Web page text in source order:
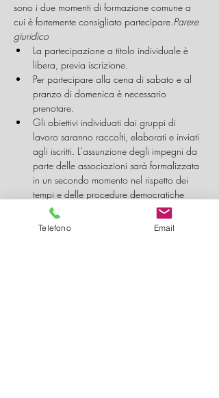
sono i due momenti di formazione comune a
cui è fortemente consigliato partecipare.Parere
giuridico
La partecipazione a titolo individuale è
libera, previa iscrizione.
Per partecipare alla cena di sabato e al
pranzo di domenica è necessario
prenotare.
Gli obiettivi individuati dai gruppi di
lavoro saranno raccolti, elaborati e inviati
agli iscritti. L'assunzione degli impegni da
parte delle associazioni sarà formalizzata
in un secondo momento nel rispetto dei
tempi e delle procedure democratiche
delle stesse.
È richiesto un contributo volontario
Telefono Email